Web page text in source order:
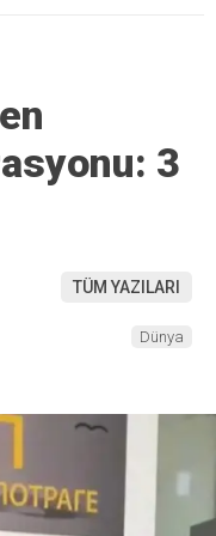
3
TÜM YAZILARI
Dünya